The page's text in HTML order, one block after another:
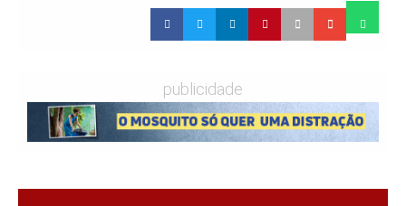
publicidade